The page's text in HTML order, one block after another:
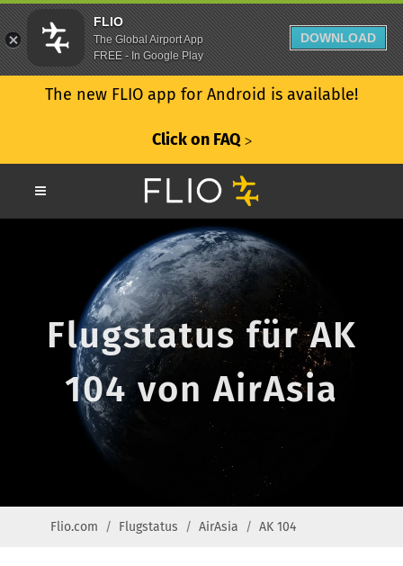
The new FLIO app for Android is available!
Click on FAQ ᐳ
Flugstatus für AK
104 von AirAsia
Flio.com Flugstatus AirAsia AK 104
FLIO
The Global Airport App
FREE - In Google Play
DOWNLOAD